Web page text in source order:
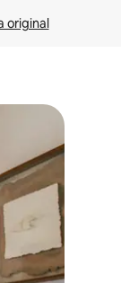
original